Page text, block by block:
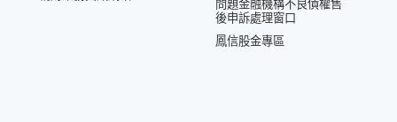
問題金融機構不良債權售
後申訴處理窗口
鳳信股金專區